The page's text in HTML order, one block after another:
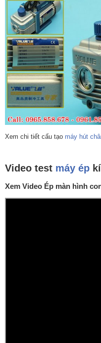
Xem chi tiết cấu tạo máy hút
Video test máy ép
Xem Video Ép màn hình